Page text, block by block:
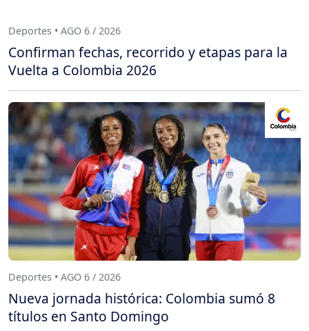
Deportes • AGO 6 / 2026
Confirman fechas, recorrido y etapas para la
Vuelta a Colombia 2026
Deportes • AGO 6 / 2026
Nueva jornada histórica: Colombia sumó 8
títulos en Santo Domingo